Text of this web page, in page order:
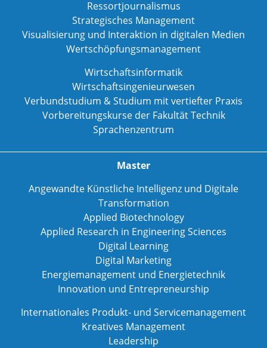
Ressortjournalismus
Strategisches Management
Visualisierung und Interaktion in digitalen Medien
Wertschöpfungsmanagement
Wirtschaftsinformatik
Wirtschaftsingenieurwesen
Verbundstudium & Studium mit vertiefter Praxis
Vorbereitungskurse der Fakultät Technik
Sprachenzentrum
Master
Angewandte Künstliche Intelligenz und Digitale
Transformation
Applied Biotechnology
Applied Research in Engineering Sciences
Digital Learning
Digital Marketing
Energiemanagement und Energietechnik
Innovation und Entrepreneurship
Internationales Produkt- und Servicemanagement
Kreatives Management
Leadership